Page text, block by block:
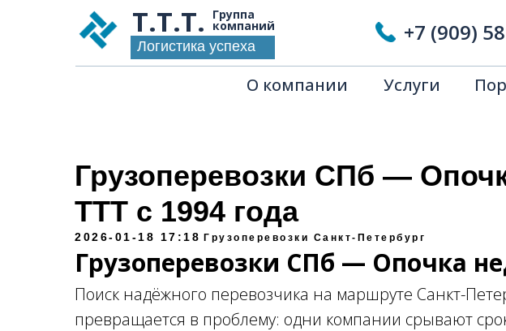
+7 (909)
Услуги
О компании
Группа
компаний
Т.Т.Т.
Логистика успеха
Грузоперевозки СПб —
ТТТ с 1994 года
2026-01-18 17:18 Грузоперевозки Санкт-Петербург
Грузоперевозки СПб — Опочка
Поиск надёжного перевозчика на маршруте Санкт-
превращается в проблему: одни компании срывают